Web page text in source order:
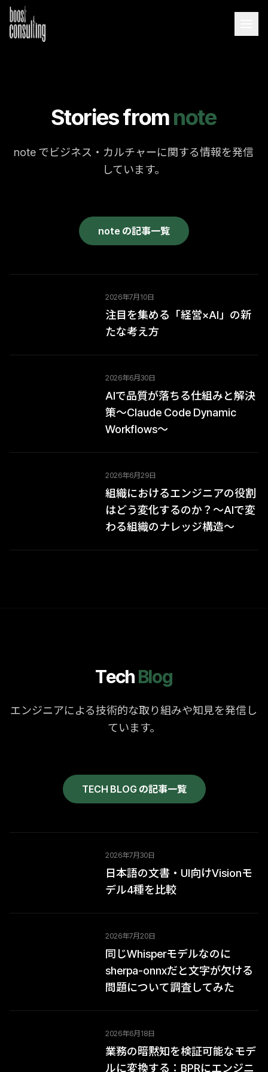
Stories fromnote
note でビジネス・カルチャーに関する情報を発信
しています。
note の記事一覧
2026年7月10日
注目を集める「経営×AI」の新
たな考え方
2026年6月30日
AIで品質が落ちる仕組みと解決
策〜Claude Code Dynamic
Workflows〜
2026年6月29日
組織におけるエンジニアの役割
はどう変化するのか？〜AIで変
わる組織のナレッジ構造〜
TechBlog
エンジニアによる技術的な取り組みや知見を発信し
ています。
TECH BLOG の記事一覧
2026年7月30日
日本語の文書・UI向けVisionモ
デル4種を比較
2026年7月20日
同じWhisperモデルなのに
sherpa-onnxだと文字が欠ける
問題について調査してみた
2026年6月18日
業務の暗黙知を検証可能なモデ
ルに変換する：BPRにエンジニ